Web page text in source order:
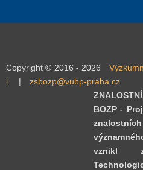
Copyright © 2016 - 2026
i.
|
zsbozp@vubp-praha.cz
BOZP -
vznikl